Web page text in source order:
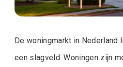
De woningmarkt in
een slagveld. Woningen zijn